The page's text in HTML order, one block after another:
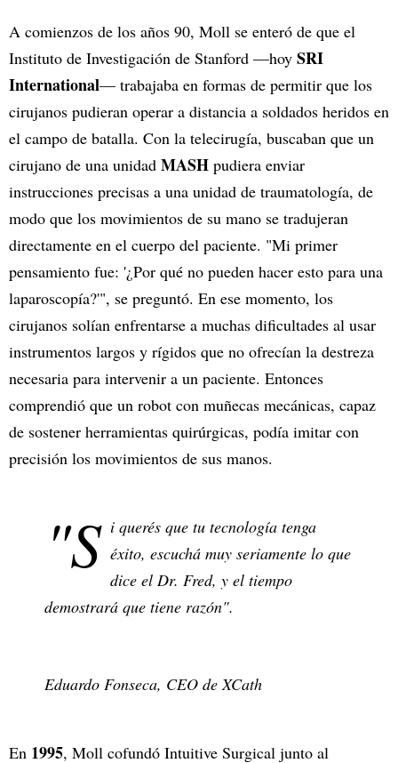
A comienzos de los años 90, Moll se enteró de que el
Instituto de Investigación de Stanford —hoy SRI
International— trabajaba en formas de permitir que los
cirujanos pudieran operar a distancia a soldados heridos en
el campo de batalla. Con la telecirugía, buscaban que un
cirujano de una unidad MASH pudiera enviar
instrucciones precisas a una unidad de traumatología, de
modo que los movimientos de su mano se tradujeran
directamente en el cuerpo del paciente. "Mi primer
pensamiento fue: '¿Por qué no pueden hacer esto para una
laparoscopía?'", se preguntó. En ese momento, los
cirujanos solían enfrentarse a muchas dificultades al usar
instrumentos largos y rígidos que no ofrecían la destreza
necesaria para intervenir a un paciente. Entonces
comprendió que un robot con muñecas mecánicas, capaz
de sostener herramientas quirúrgicas, podía imitar con
precisión los movimientos de sus manos.
"S i querés que tu tecnología tenga
éxito, escuchá muy seriamente lo que
dice el Dr. Fred, y el tiempo
demostrará que tiene razón".
Eduardo Fonseca, CEO de XCath
En 1995, Moll cofundó Intuitive Surgical junto al